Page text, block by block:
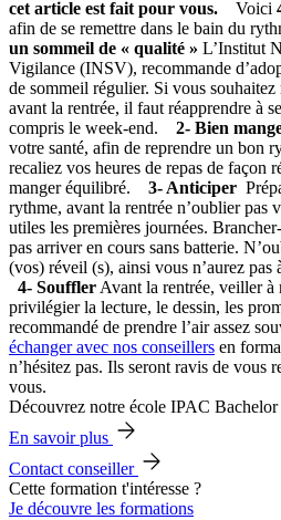
cet article est fait pour vous.
Voici
afin de se remettre dans le bain du
un sommeil de « qualité » L’Institut
Vigilance (INSV), recommande
de sommeil régulier. Si vous
avant la rentrée, il faut réapprendre à
compris le week-end. 2- Bien
votre santé, afin de reprendre un bon
recaliez vos heures de repas de façon
manger équilibré. 3- Anticiper
rythme, avant la rentrée n’oublier pas
utiles les premières journées.
pas arriver en cours sans batterie.
(vos) réveil (s), ainsi vous n’aurez pas
4- SoufflerAvant la rentrée, veiller à
privilégier la lecture, le dessin, les
recommandé de prendre l’air assez
échanger avec nos conseillers en
n’hésitez pas. Ils seront ravis de vous
vous.
Découvrez notre école IPAC
En savoir plus
Contact conseiller
Cette formation t'intéresse ?
Je découvre les formations